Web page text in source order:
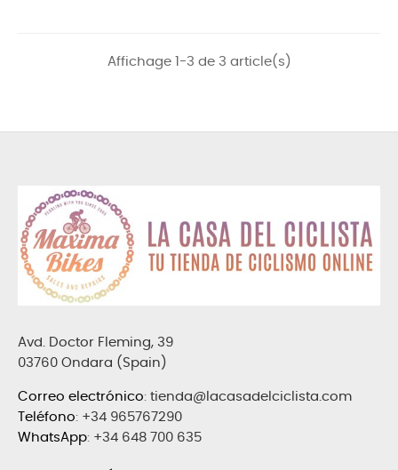
Affichage 1-3 de 3 article(s)
Avd. Doctor Fleming, 39
03760 Ondara (Spain)
Correo electrónico: tienda@lacasadelciclista.com
Teléfono: +34 965767290
WhatsApp: +34 648 700 635